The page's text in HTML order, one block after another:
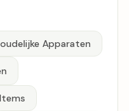
Apparaten